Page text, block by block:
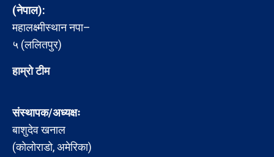
(नेपाल):
महालक्ष्मीस्थान नपा–
५ (ललितपुर)
हाम्रो टीम
संस्थापक/अध्यक्षः
बाशुदेव खनाल
(कोलोराडो, अमेरिका)